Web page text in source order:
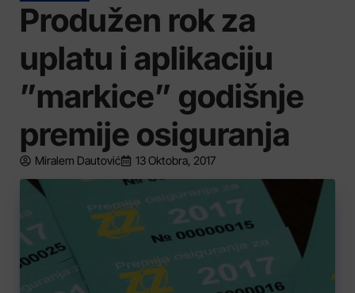
Produžen rok za
uplatu i aplikaciju
”markice” godišnje
premije osiguranja
Miralem Dautović 13 Oktobra, 2017